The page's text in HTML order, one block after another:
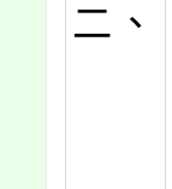
二、